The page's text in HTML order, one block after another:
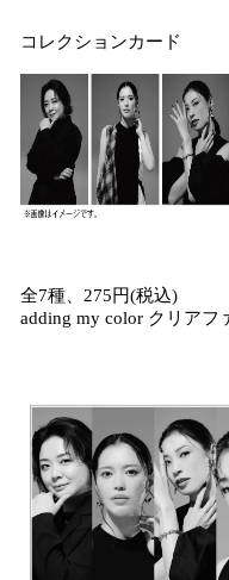
コレクションカード
全7種、275円(税込)
adding my color クリアフ